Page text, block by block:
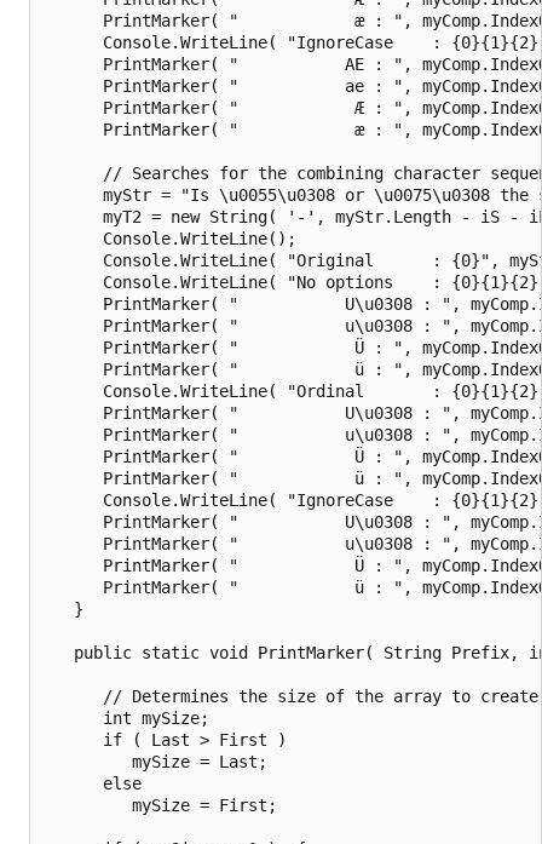
PrintMarker( "            æ : ",
Console.WriteLine( "IgnoreCase    :
PrintMarker( "           AE : ",
PrintMarker( "           ae : ",
PrintMarker( "            Æ : ",
PrintMarker( "            æ : ",
// Searches for the combining character
myStr = "Is \u0055\u0308 or \u0075\u0308 the
myT2 = new String( '-', myStr.Length - iS -
      Console.WriteLine();
Console.WriteLine( "Original      : {0}",
Console.WriteLine( "No options    :
PrintMarker( "           U\u0308 : ",
PrintMarker( "           u\u0308 : ",
PrintMarker( "            Ü : ",
PrintMarker( "            ü : ",
Console.WriteLine( "Ordinal       :
PrintMarker( "           U\u0308 : ",
PrintMarker( "           u\u0308 : ",
PrintMarker( "            Ü : ",
PrintMarker( "            ü : ",
Console.WriteLine( "IgnoreCase    :
PrintMarker( "           U\u0308 : ",
PrintMarker( "           u\u0308 : ",
PrintMarker( "            Ü : ",
PrintMarker( "            ü : ",
   }
public static void PrintMarker( String Prefix,
// Determines the size of the array to
      int mySize;
      if ( Last > First )
         mySize = Last;
      else
         mySize = First;